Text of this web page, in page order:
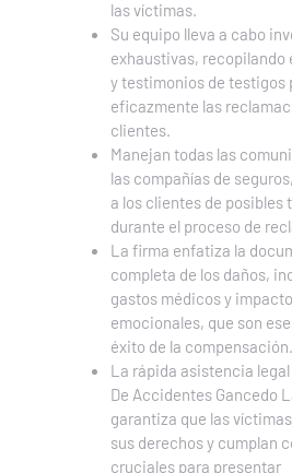
las víctimas.
Su equipo lleva a cabo
exhaustivas, recopilando
y testimonios de testigos
eficazmente las
clientes.
Manejan todas las
las compañías de
a los clientes de posibles
durante el proceso de
La firma enfatiza la
completa de los daños,
gastos médicos y
emocionales, que son
éxito de la compensación.
La rápida asistencia
De Accidentes Gancedo
garantiza que las
sus derechos y cumplan
cruciales para presentar